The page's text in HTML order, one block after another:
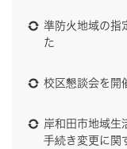
準防火地域の指
た
校区懇談会を開
岸和田市地域生
手続き変更に関